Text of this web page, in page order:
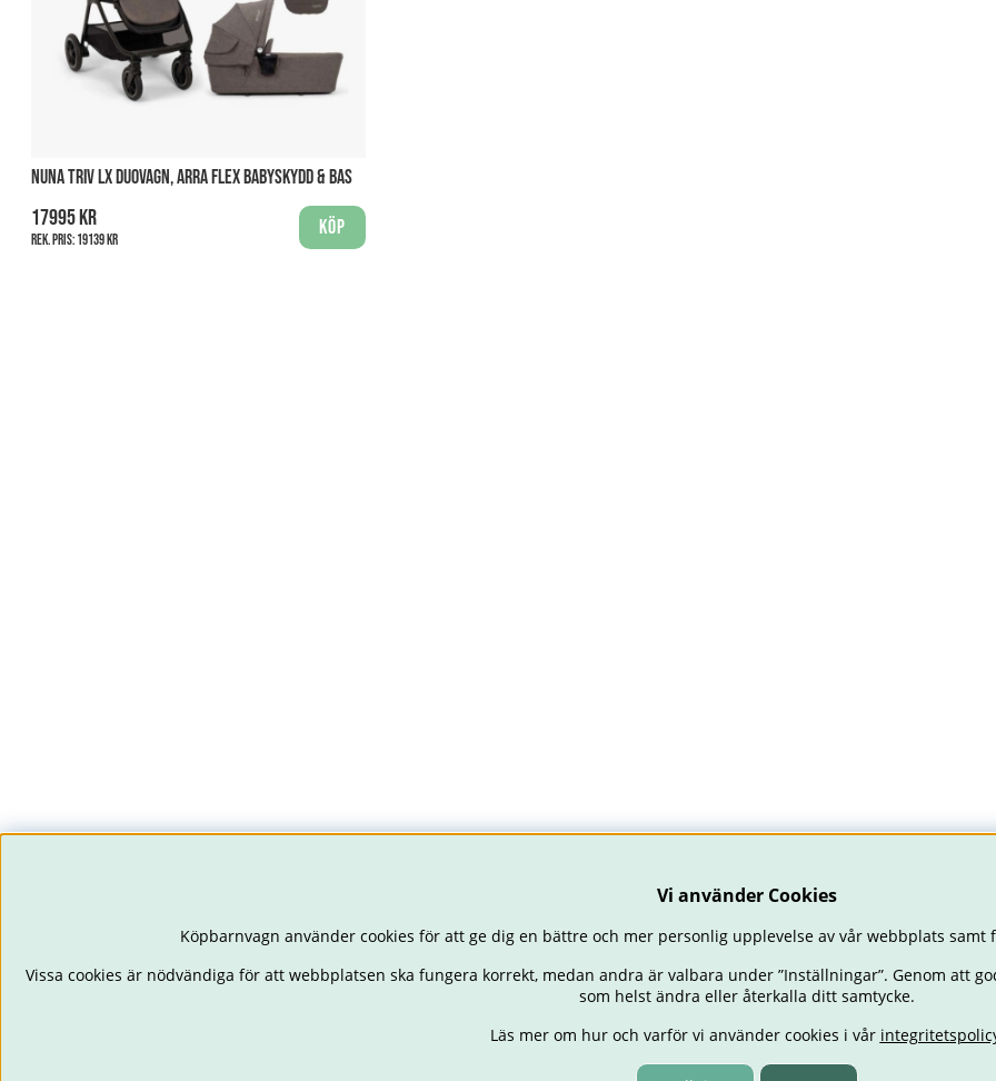
NUNA TRIV LX DUOVAGN, ARRA FLEX BABYSKYDD & BAS
17995 kr
Rek. pris:19139 kr
Köp
Vi använder Cookies
Köpbarnvagn använder cookies för att ge dig en bättre och mer personlig upplevelse av vår webbplats samt
Vissa cookies är nödvändiga för att webbplatsen ska fungera korrekt, medan andra är valbara under ”Inställningar”. Genom att
som helst ändra eller återkalla ditt samtycke.
Läs mer om hur och varför vi använder cookies i vår